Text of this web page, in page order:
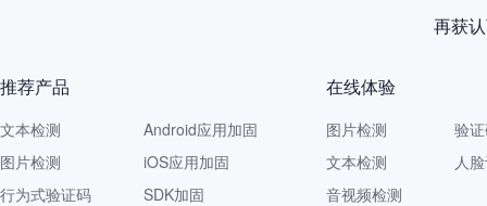
再获
推荐产品
文本检测
图片检测
行为式验证码
Android应用加固
iOS应用加固
SDK加固
在线体验
图片检测
文本检测
音视频检测
验
人